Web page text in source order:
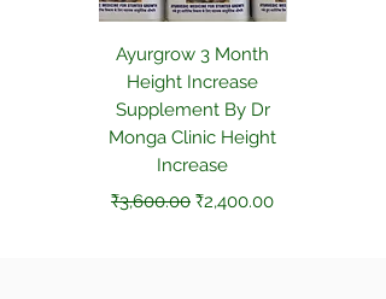
Ayurgrow 3 Month
Height Increase
Supplement By Dr
Monga Clinic Height
Increase
नियमित मूल्य
₹3,600.00 बिक्री मूल्य
₹2,400.00